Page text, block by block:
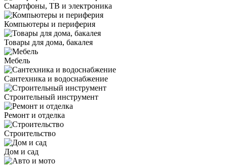
Смартфоны, ТВ и электроника
Компьютеры и периферия
Товары для дома, бакалея
Мебель
Сантехника и водоснабжение
Строительный инструмент
Ремонт и отделка
Строительство
Дом и сад